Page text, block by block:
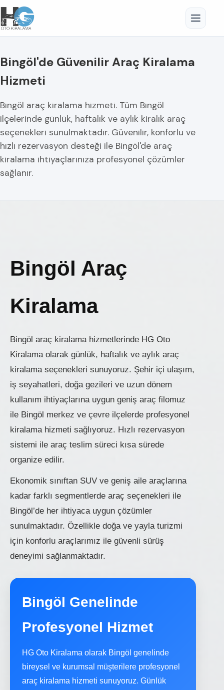
Bingöl'de Güvenilir Araç Kiralama
Hizmeti
Bingöl araç kiralama hizmeti. Tüm Bingöl
ilçelerinde günlük, haftalık ve aylık kiralık araç
seçenekleri sunulmaktadır. Güvenilir, konforlu ve
hızlı rezervasyon desteği ile Bingöl'de araç
kiralama ihtiyaçlarınıza profesyonel çözümler
sağlanır.
Bingöl Araç
Kiralama
Bingöl araç kiralama hizmetlerinde HG Oto
Kiralama olarak günlük, haftalık ve aylık araç
kiralama seçenekleri sunuyoruz. Şehir içi ulaşım,
iş seyahatleri, doğa gezileri ve uzun dönem
kullanım ihtiyaçlarına uygun geniş araç filomuz
ile Bingöl merkez ve çevre ilçelerde profesyonel
kiralama hizmeti sağlıyoruz. Hızlı rezervasyon
sistemi ile araç teslim süreci kısa sürede
organize edilir.
Ekonomik sınıftan SUV ve geniş aile araçlarına
kadar farklı segmentlerde araç seçenekleri ile
Bingöl’de her ihtiyaca uygun çözümler
sunulmaktadır. Özellikle doğa ve yayla turizmi
için konforlu araçlarımız ile güvenli sürüş
deneyimi sağlanmaktadır.
Bingöl Genelinde
Profesyonel Hizmet
HG Oto Kiralama olarak Bingöl genelinde
bireysel ve kurumsal müşterilere profesyonel
araç kiralama hizmeti sunuyoruz. Günlük